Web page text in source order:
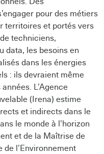
pour des métiers
territoires et portés vers
de techniciens,
data, les besoins en
dans les énergies
: ils devraient même
L’Agence
(Irena) estime
et indirects dans le
le monde à l’horizon
et de la Maîtrise de
de l’Environnement